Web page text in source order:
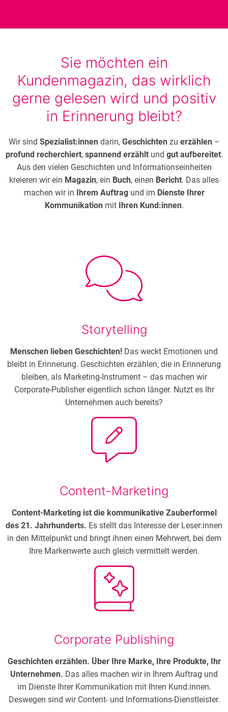
Sie möchten ein
Kundenmagazin, das wirklich
gerne gelesen wird und positiv
in Erinnerung bleibt?
Wir sind Spezialist:innendarin, Geschichtenzu erzählen–
profund recherchiert, spannend erzähltund gut aufbereitet.
Aus den vielen Geschichten und Informationseinheiten
kreieren wir ein Magazin, ein Buch, einen Bericht. Das alles
machen wir in Ihrem Auftragund im Dienste Ihrer
Kommunikationmit Ihren Kund:innen.
Storytelling
Menschen lieben Geschichten! Das weckt Emotionen und
bleibt in Erinnerung. Geschichten erzählen, die in Erinnerung
bleiben, als Marketing-Instrument – das machen wir
Corporate-Publisher eigentlich schon länger. Nutzt es Ihr
Unternehmen auch bereits?
Content-Marketing
Content-Marketing ist die kommunikative Zauberformel
des 21. Jahrhunderts. Es stellt das Interesse der Leser:innen
in den Mittelpunkt und bringt ihnen einen Mehrwert, bei dem
Ihre Markenwerte auch gleich vermittelt werden.
Corporate Publishing
Geschichten erzählen. Über Ihre Marke, Ihre Produkte, Ihr
Unternehmen. Das alles machen wir in Ihrem Auftrag und
im Dienste Ihrer Kommunikation mit Ihren Kund:innen.
Deswegen sind wir Content- und Informations-Dienstleister.